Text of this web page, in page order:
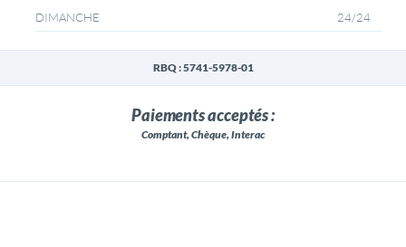
DIMANCHE 24/24
RBQ : 5741-5978-01
Paiements acceptés :
Comptant, Chèque, Interac